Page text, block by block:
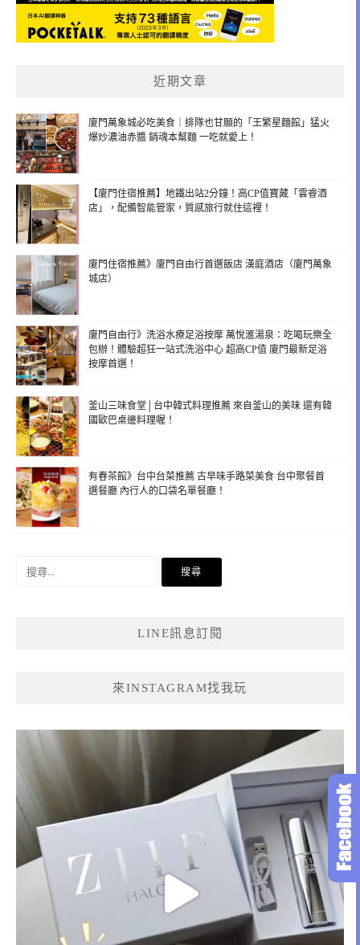
近期文章
廈門萬象城必吃美食｜排隊也甘願的「王繁星麵館」猛火
爆炒濃油赤醬 銷魂本幫麵 一吃就愛上！
【廈門住宿推薦】地鐵出站2分鐘！高CP值寶藏「雲睿酒
店」，配備智能管家，質感旅行就住這裡！
廈門住宿推薦》廈門自由行首選飯店 漢庭酒店（廈門萬象
城店）
廈門自由行》洗浴水療足浴按摩 萬悅滙湯泉：吃喝玩樂全
包辦！體驗超狂一站式洗浴中心 超高CP值 廈門最新足浴
按摩首選！
釜山三味食堂│台中韓式料理推薦 來自釜山的美味 還有韓
國歐巴桌邊料理喔！
有春茶館》台中台菜推薦 古早味手路菜美食 台中聚餐首
選餐廳 內行人的口袋名單餐廳！
LINE訊息訂閱
來INSTAGRAM找我玩